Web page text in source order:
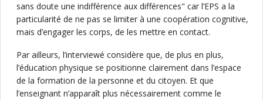
sans doute une indifférence aux différences" car l’EPS a la
particularité de ne pas se limiter à une coopération cognitive,
mais d’engager les corps, de les mettre en contact.
Par ailleurs, l’interviewé considère que, de plus en plus,
l’éducation physique se positionne clairement dans l’espace
de la formation de la personne et du citoyen. Et que
l’enseignant n’apparaît plus nécessairement comme le